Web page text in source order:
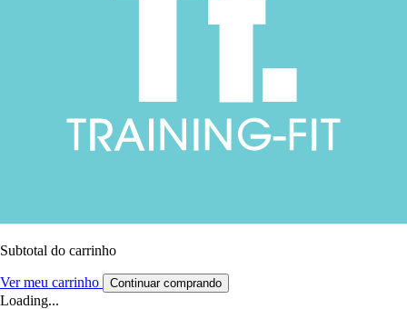
Subtotal do carrinho
Ver meu carrinho Continuar comprando
Loading...